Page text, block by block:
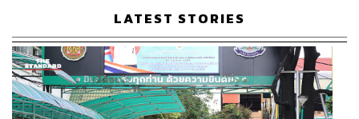
LATEST STORIES